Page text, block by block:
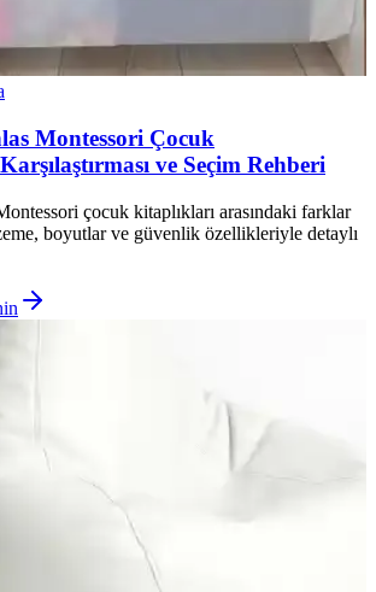
Montessori Çocuk
ve Seçim Rehberi
çocuk kitaplıkları arasındaki farklar
boyutlar ve güvenlik özellikleriyle detaylı